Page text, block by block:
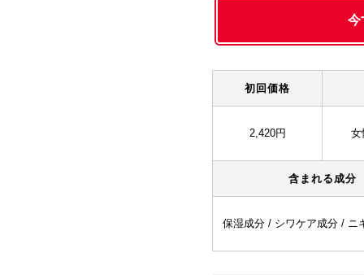
今
初回価格
2,420円 女
含まれる成分
保湿成分 / シワケア成分 / ニ